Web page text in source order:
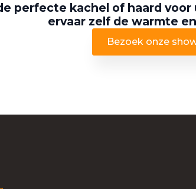
perfecte kachel of haard
ervaar zelf de warmte
Bezoek onze